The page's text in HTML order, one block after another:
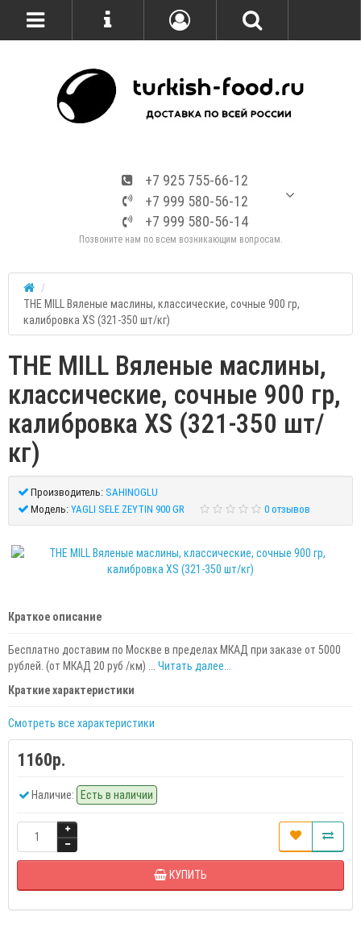
+7 925 755-66-12
+7 999 580-56-12
+7 999 580-56-14
Позвоните нам по всем возникающим вопросам.
THE MILL Вяленые маслины, классические, сочные 900 гр,
калибровка XS (321-350 шт/кг)
THE MILL Вяленые маслины,
классические, сочные 900 гр,
калибровка XS (321-350 шт/
кг)
Производитель: SAHINOGLU
Модель: YAGLI SELE ZEYTIN 900 GR 0 отзывов
Краткое описание
Бесплатно доставим по Москве в пределах МКАД при заказе от 5000
рублей. (от МКАД 20 руб /км) ... Читать далее...
Краткие характеристики
Смотреть все характеристики
1160р.
Наличие: Есть в наличии
КУПИТЬ